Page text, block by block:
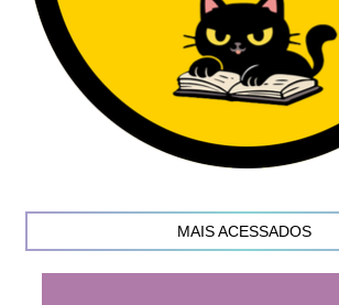
MAIS ACESSADOS